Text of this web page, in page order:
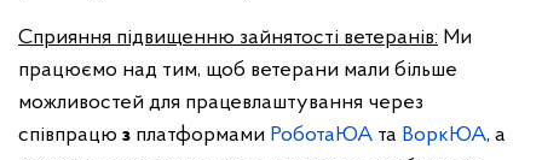
Сприяння підвищенню зайнятості ветеранів: Ми
працюємо над тим, щоб ветерани мали більше
можливостей для працевлаштування через
співпрацю з платформами РоботаЮА та ВоркЮА, а